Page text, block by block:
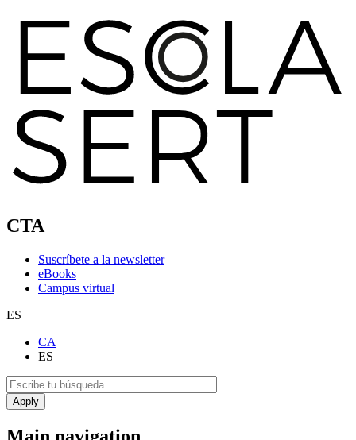
CTA
Suscríbete a la newsletter
eBooks
Campus virtual
ES
CA
ES
Main navigation